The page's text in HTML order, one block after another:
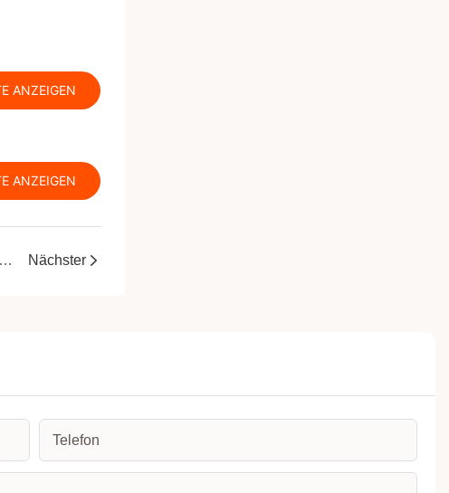
ANZEIGEN
ANZEIGEN
Machen Sie sich bereit für Weihnachten und 2026 Q1: Evimple Eval mit JMK Smart! Nächster
Telefon